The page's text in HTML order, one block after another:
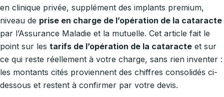
en clinique privée, supplément des implants premium,
niveau de prise en charge de l’opération de la cataracte
par l’Assurance Maladie et la mutuelle. Cet article fait le
point sur les tarifs de l’opération de la cataracte et sur
ce qui reste réellement à votre charge, sans rien inventer :
les montants cités proviennent des chiffres consolidés ci-
dessous et restent à confirmer par votre devis.